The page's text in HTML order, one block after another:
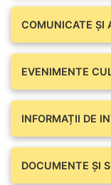
COMUNICATE ŞI
EVENIMENTE
INFORMAȚII DE
DOCUMENTE ŞI